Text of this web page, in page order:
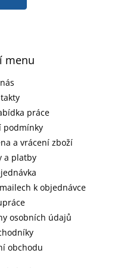
menu
práce
podmínky
a vrácení zboží
a platby
k objednávce
osobních údajů
obchodu